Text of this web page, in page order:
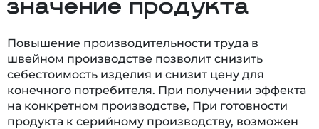
значение продукта
Повышение производительности труда в
швейном производстве позволит снизить
себестоимость изделия и снизит цену для
конечного потребителя. При получении эффекта
на конкретном производстве, При готовности
продукта к серийному производству, возможен